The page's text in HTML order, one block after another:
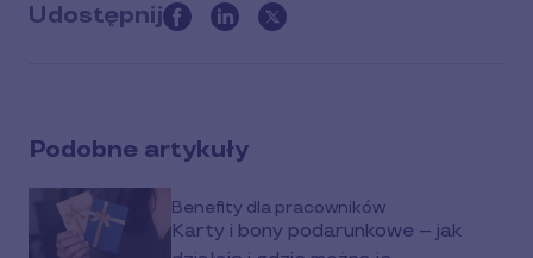
Udostępnij
this
media
Podobne artykuły
Benefity dla pracowników
Karty i bony podarunkowe – jak